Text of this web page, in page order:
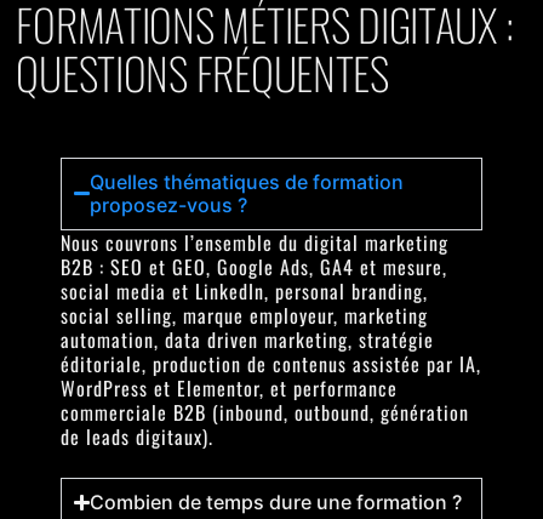
FORMATIONS MÉTIERS DIGITAUX :
QUESTIONS FRÉQUENTES
Quelles thématiques de formation
proposez-vous ?
Nous couvrons l’ensemble du digital marketing
B2B : SEO et GEO, Google Ads, GA4 et mesure,
social media et LinkedIn, personal branding,
social selling, marque employeur, marketing
automation, data driven marketing, stratégie
éditoriale, production de contenus assistée par IA,
WordPress et Elementor, et performance
commerciale B2B (inbound, outbound, génération
de leads digitaux).
Combien de temps dure une formation ?